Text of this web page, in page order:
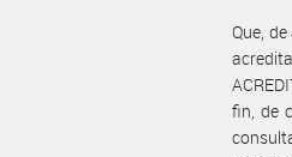
Que,
fin, de